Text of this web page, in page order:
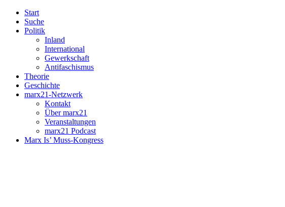
Start
Suche
Politik
Inland
International
Gewerkschaft
Antifaschismus
Theorie
Geschichte
marx21-Netzwerk
Kontakt
Über marx21
Veranstaltungen
marx21 Podcast
Marx Is’ Muss-Kongress